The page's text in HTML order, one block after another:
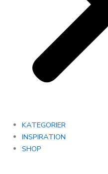
KATEGORIER
INSPIRATION
SHOP